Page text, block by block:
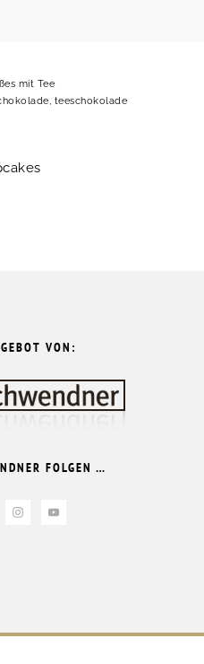
mit Tee
, teeschokolade
VON:
FOLGEN …